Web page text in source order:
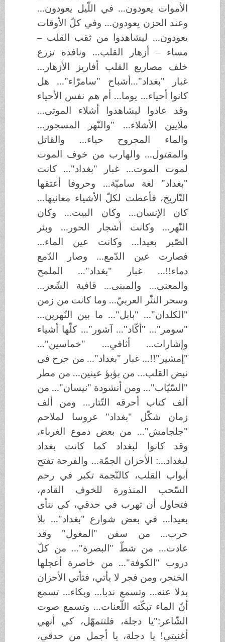
الأموات يعودون... في اللّيل يعودون...
وعند الحزن يعودون... وفي كلّ الأوقات
يعودون... ليشاهدوا من ثقب القلب –
مساء – أزهار القلب... ونافذة تزرع
خلف مصاريع القلب أفاريز الأزهار...
غبار "بغداد"...أشباح "سامرّاء"... هل
كانوا أحياء... يوما... أم هم نفس الأحياء
وقد عادوا ليشاهدوا أشلاء الموتى...
ملايين الأشلاء... "والنّهر المسجور...
والماء المجروح حياء... والقاتل
والمقتول... والهارب من خوف الموت
لموت الموت... غبار "بغداد"... كانت
"بغداد" لغة ساميّة... وحروفا أعتقها
التّاريخ، فأعطت لكلّ الأشياء معانيها...
كان الإنسان... وكان البيت... وكان
النّهر... وكانت أشجار الحور... وبئر
الصّبر بعيدا... وكانت عين الماء...
فصارت عين الدّمع... وصار الدّمع
دماء!!... غبار "بغداد"... الملمح
والمعنى... والمبنى... قافية الشّعر...
وسحر النثّر العربيّ... وما كانت من زمن
"الكلدان"... "بابل"... ما بين النّهرين...
"سومر"... "أكّاد"... آشور"... كلّها أشياء
وإشارات... أثافي... "خماسين"...
"إمشير"!!... غبار "بغداد"... من جرح في
نبض القلب... من بؤبؤ عينين... من مطر
"السّيّاب"... ومن أنشودة "نيسان"... من
ألف كتاب أحرقه التّتار... ومن ألف
زمان شكّل "بغداد" عروسا لملاحم
"جلجامش"... من بعض دموع الغرباء،
وقد كانوا لبغداد كما كانت بغداد
لبغداد...: الأحزان الجمّة... والفرحة تفتح
أبواب القلب، كالنّجمة تكبر في رحم
السّحب المنذورة للخوف القادم،
فتحاول أن تهرب في حدقي، كي ننأى
بعيدا... في بعض شوارع "بغداد"... بلا
حرب... من سفن "المغول" وقد
عادت... من شطّ "البصرة"... من كلّ
دروب "الكوفة"... من خاصرة أعجلها
الخنجر، ومن فجر لا يأتي، فتأتي الأحزان
بدلا عنه... وتسمع ندبا... وبكاء... تسمع
أنّ الماء تبكّته اللّعنات... وتسمع صوت
الشّاعر:"يا دجلة، فلتتمهّل، كي أنهي
أغنيتي! يا دجلة، يا أجمل من حدقي،